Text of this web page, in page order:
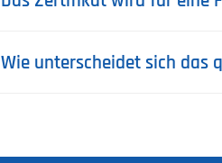
Wie unterscheidet sich das